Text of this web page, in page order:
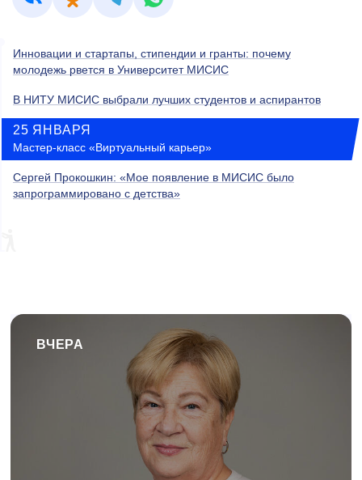
Инновации и стартапы, стипендии и гранты: почему
молодежь рвется в Университет МИСИС
В НИТУ МИСИС выбрали лучших студентов и аспирантов
25 ЯНВАРЯ
Мастер-класс «Виртуальный карьер»
Сергей Прокошкин: «Мое появление в МИСИС было
запрограммировано с детства»
ВЧЕРА